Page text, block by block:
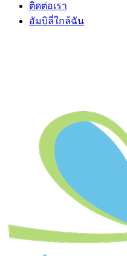
ติดต่อเรา
อัมบิลี่ใกล้ฉัน